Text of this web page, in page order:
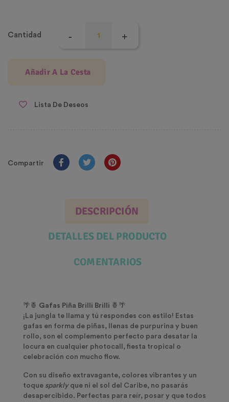
Cantidad
Añadir A La Cesta
Lista De Deseos
Compartir
DESCRIPCIÓN
DETALLES DEL PRODUCTO
COMENTARIOS
🌴🍍 Gafas Piña Brilli Brilli 🍍🌴
¡La jungla te llama y tú respondes con estilo! Estas
gafas en forma de piñas, llenas de purpurina y buen
rollo, son el complemento perfecto para desatar la
locura en cualquier photocall, fiesta tropical o
celebración con mucho flow.
Con su diseño extravagante, colores vibrantes y un
toque sparklyque ni el sol del Caribe, no pasarás
desapercibido. Perfectas para reír, posar y que todos